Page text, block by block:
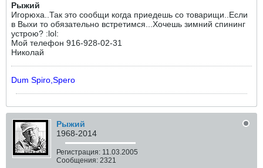
Рыжий
Игорюха..Так это сообщи когда приедешь со товарищи..Если
в Выхи то обязательно встретимся...Хочешь зимний спининг
устрою? :lol:
Мой телефон 916-928-02-31
Николай
Dum Spiro,Spero
Рыжий
1968-2014
Регистрация: 11.03.2005
Сообщения: 2321